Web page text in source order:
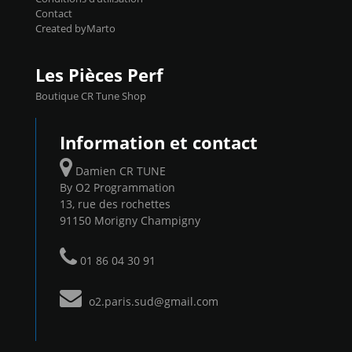
Contact
Created byMarto
Les Pièces Perf
Boutique CR Tune Shop
Information et contact
Damien CR TUNE
By O2 Programmation
13, rue des rochettes
91150 Morigny Champigny
01 86 04 30 91
o2.paris.sud@gmail.com